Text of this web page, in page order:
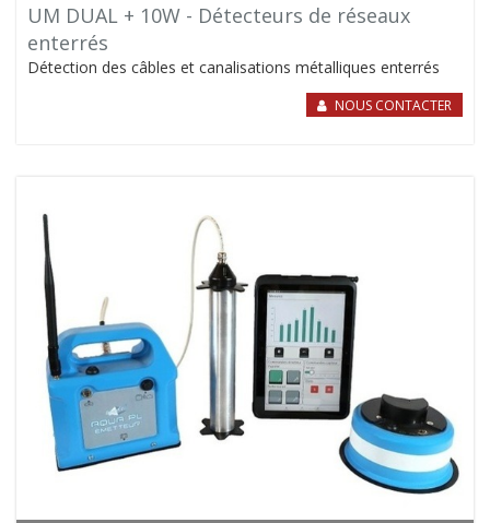
UM DUAL + 10W - Détecteurs de réseaux
enterrés
Détection des câbles et canalisations métalliques enterrés
NOUS CONTACTER